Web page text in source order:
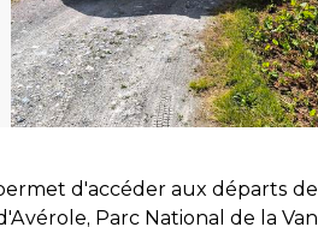
d'accéder aux départs
Parc National de la